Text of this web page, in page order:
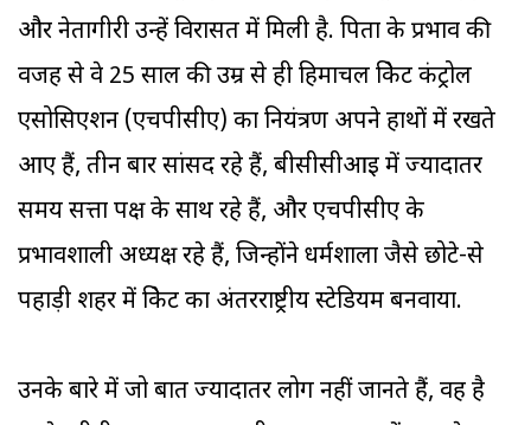
और नेतागीरी उन्हें विरासत में मिली है. पिता के प्रभाव की
वजह से वे 25 साल की उम्र से ही हिमाचल क्रिकेट कंट्रोल
एसोसिएशन (एचपीसीए) का नियंत्रण अपने हाथों में रखते
आए हैं, तीन बार सांसद रहे हैं, बीसीसीआइ में ज्यादातर
समय सत्ता पक्ष के साथ रहे हैं, और एचपीसीए के
प्रभावशाली अध्यक्ष रहे हैं, जिन्होंने धर्मशाला जैसे छोटे-से
पहाड़ी शहर में क्रिकेट का अंतरराष्ट्रीय स्टेडियम बनवाया.
उनके बारे में जो बात ज्यादातर लोग नहीं जानते हैं, वह है